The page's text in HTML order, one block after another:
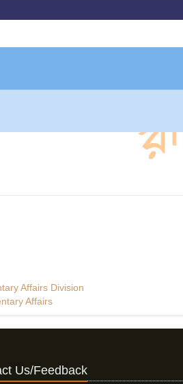
Affairs Division
Affairs
Us/Feedback